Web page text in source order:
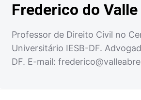
Frederico do
Professor de Direito Civil no
Universitário IESB-DF.
DF. E-mail: